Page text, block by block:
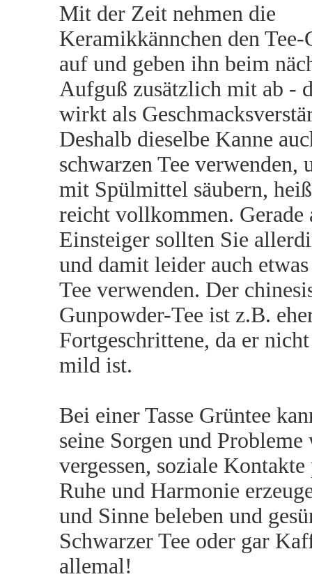
Mit der Zeit nehmen die
Keramikkännchen den Tee-
auf und geben ihn beim
Aufguß zusätzlich mit ab -
wirkt als
Deshalb dieselbe Kanne
schwarzen Tee verwenden,
mit Spülmittel säubern,
reicht vollkommen. Gerade
Einsteiger sollten Sie
und damit leider auch
Tee verwenden. Der
Gunpowder-Tee ist z.B.
Fortgeschrittene, da er
mild ist.
Bei einer Tasse Grüntee
seine Sorgen und Probleme
vergessen, soziale
Ruhe und Harmonie
und Sinne beleben und
Schwarzer Tee oder gar
allemal!